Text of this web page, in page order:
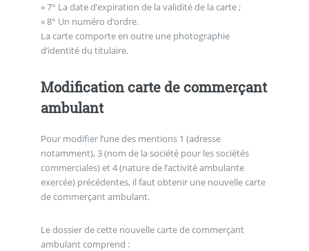
« 7° La date d’expiration de la validité de la carte ;
« 8° Un numéro d’ordre.
La carte comporte en outre une photographie
d’identité du titulaire.
Modification carte de commerçant
ambulant
Pour modifier l’une des mentions 1 (adresse
notamment), 3 (nom de la société pour les sociétés
commerciales) et 4 (nature de l’activité ambulante
exercée) précédentes, il faut obtenir une nouvelle carte
de commerçant ambulant.
Le dossier de cette nouvelle carte de commerçant
ambulant comprend :